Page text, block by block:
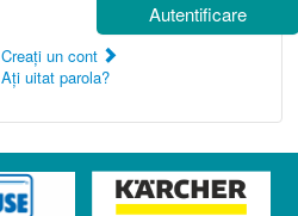
Autentificare
Creaţi un cont
Aţi uitat parola?